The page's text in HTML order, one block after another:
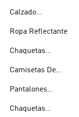
Calzado
Ropa Reflectante
Chaquetas
Camisetas De
Pantalones
Chaquetas